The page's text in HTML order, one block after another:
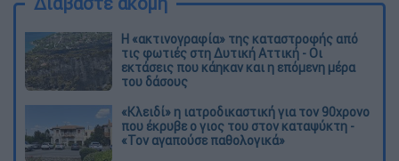
Η «ακτινογραφία» της καταστροφής από
τις φωτιές στη Δυτική Αττική - Οι
εκτάσεις που κάηκαν και η επόμενη μέρα
του δάσους
«Κλειδί» η ιατροδικαστική για τον 90χρονο
που έκρυβε ο γιος του στον καταψύκτη -
«Τον αγαπούσε παθολογικά»